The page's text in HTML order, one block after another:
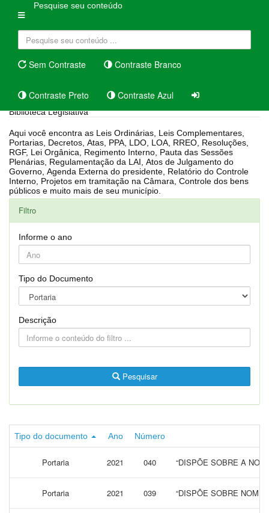
Pesquise seu conteúdo
Sem Contraste Contraste Branco
Contraste Preto Contraste Azul
Biblioteca Legislativa
Aqui você encontra as Leis Ordinárias, Leis Complementares,
Portarias, Decretos, Atas, PPA, LDO, LOA, RREO, Resoluções,
RGF, Lei Orgânica, Regimento Interno, Pauta das Sessões
Plenárias, Regulamentação da LAI, Atos de Julgamento do
Governo, Agenda Externa do presidente, Relatório do Controle
Interno, Projetos em tramitação na Câmara, Controle dos bens
públicos e muito mais de seu município.
Filtro
Informe o ano
Tipo do Documento
Descrição
Pesquisar
Tipo do documento Ano Número
Portaria 2021 040 “DISPÕE SOBRE A
Portaria 2021 039 “DISPÕE SOBRE